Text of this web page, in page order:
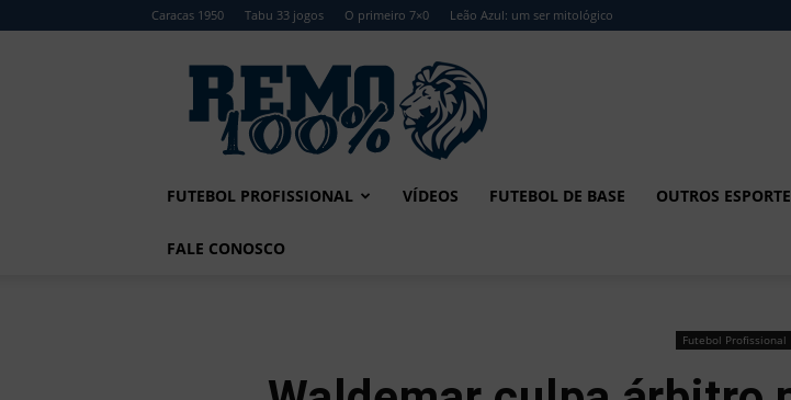
Caracas 1950 Tabu 33 jogos O primeiro 7×0 Leão Azul: um ser mitológico
Remo
FUTEBOL PROFISSIONAL VÍDEOS FUTEBOL DE BASE OUTROS
FALE CONOSCO
Futebol Profissional